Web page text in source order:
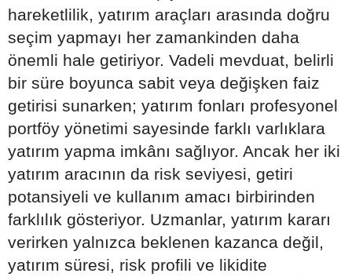
hareketlilik, yatırım araçları arasında doğru
seçim yapmayı her zamankinden daha
önemli hale getiriyor. Vadeli mevduat, belirli
bir süre boyunca sabit veya değişken faiz
getirisi sunarken; yatırım fonları profesyonel
portföy yönetimi sayesinde farklı varlıklara
yatırım yapma imkânı sağlıyor. Ancak her iki
yatırım aracının da risk seviyesi, getiri
potansiyeli ve kullanım amacı birbirinden
farklılık gösteriyor. Uzmanlar, yatırım kararı
verirken yalnızca beklenen kazanca değil,
yatırım süresi, risk profili ve likidite